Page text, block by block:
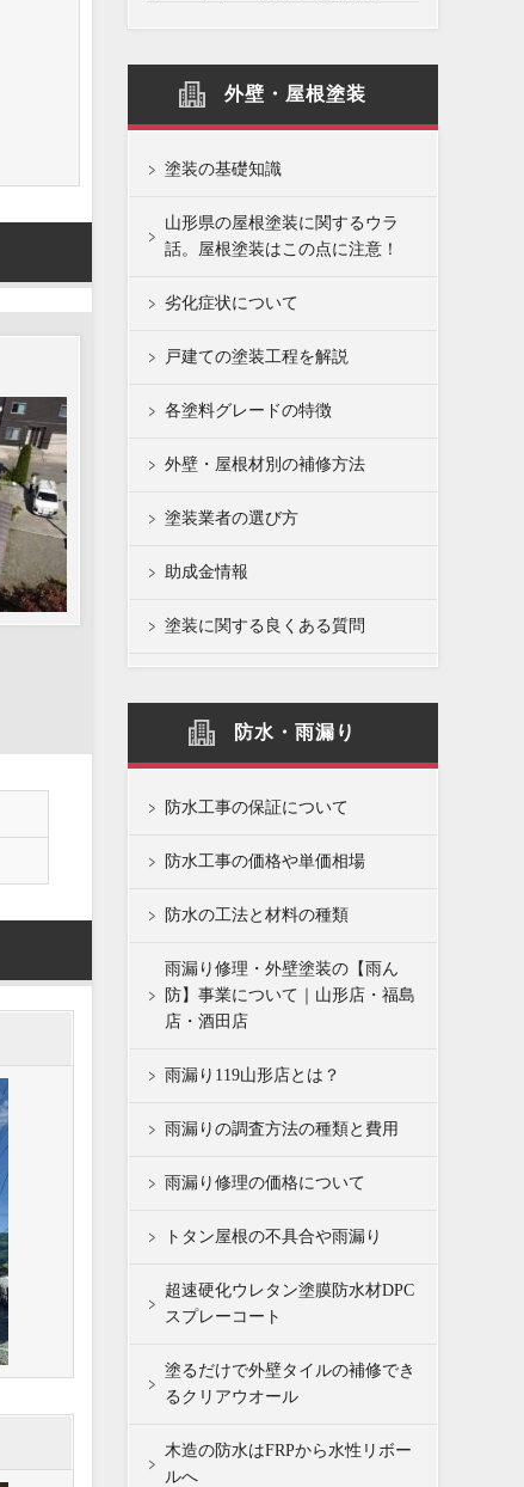
外壁・屋根塗装
塗装の基礎知識
山形県の屋根塗装に関するウラ
話。屋根塗装はこの点に注意！
劣化症状について
戸建ての塗装工程を解説
各塗料グレードの特徴
外壁・屋根材別の補修方法
塗装業者の選び方
助成金情報
塗装に関する良くある質問
防水・雨漏り
防水工事の保証について
防水工事の価格や単価相場
防水の工法と材料の種類
雨漏り修理・外壁塗装の【雨ん
防】事業について｜山形店・福島
店・酒田店
雨漏り119山形店とは？
雨漏りの調査方法の種類と費用
雨漏り修理の価格について
トタン屋根の不具合や雨漏り
超速硬化ウレタン塗膜防水材DPC
スプレーコート
塗るだけで外壁タイルの補修でき
るクリアウオール
木造の防水はFRPから水性リボー
ルへ